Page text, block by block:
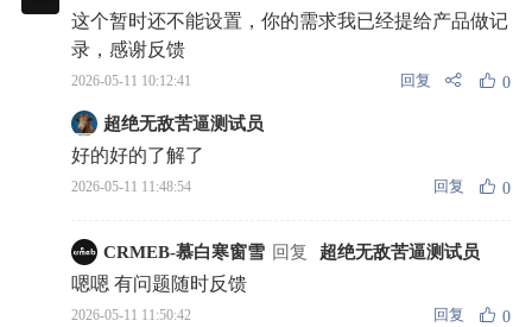
这个暂时还不能设置，你的需求我已经提给产品做记
录，感谢反馈
2026-05-11 10:12:41 回复 0
超绝无敌苦逼测试员
好的好的了解了
2026-05-11 11:48:54 回复 0
CRMEB-慕白寒窗雪 回复 超绝无敌苦逼测试员
嗯嗯 有问题随时反馈
2026-05-11 11:50:42 回复 0